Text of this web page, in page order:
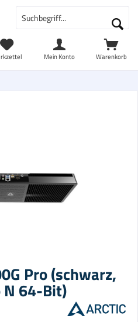
Warenkorb
Mein Konto
Pro (schwarz,
64-Bit)